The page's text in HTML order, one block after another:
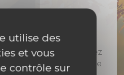
nous
newsletter et recevez
l'actualité catholique
utilise des
et vous
contrôle sur